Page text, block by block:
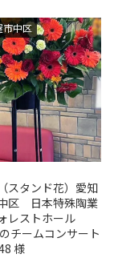
市中区
スタンド花）愛知
区 日本特殊陶業
レストホール
のチームコンサート
様